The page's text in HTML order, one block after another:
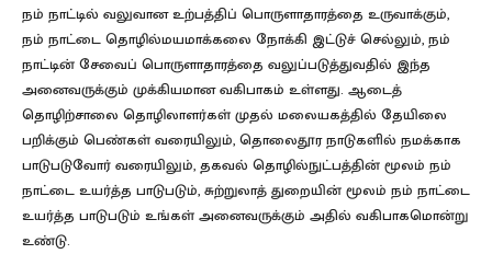
நம் நாட்டில் வலுவான உற்பத்திப் பொருளாதாரத்தை உருவாக்கும்,
நம் நாட்டை தொழில்மயமாக்கலை நோக்கி இட்டுச் செல்லும், நம்
நாட்டின் சேவைப் பொருளாதாரத்தை வலுப்படுத்துவதில் இந்த
அனைவருக்கும் முக்கியமான வகிபாகம் உள்ளது. ஆடைத்
தொழிற்சாலை தொழிலாளர்கள் முதல் மலையகத்தில் தேயிலை
பறிக்கும் பெண்கள் வரையிலும், தொலைதூர நாடுகளில் நமக்காக
பாடுபடுவோர் வரையிலும், தகவல் தொழில்நுட்பத்தின் மூலம் நம்
நாட்டை உயர்த்த பாடுபடும், சுற்றுலாத் துறையின் மூலம் நம் நாட்டை
உயர்த்த பாடுபடும் உங்கள் அனைவருக்கும் அதில் வகிபாகமொன்று
உண்டு.